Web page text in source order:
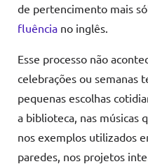
de pertencimento mais
fluência no inglês.
Esse processo não
celebrações ou semanas
pequenas escolhas
a biblioteca, nas músicas
nos exemplos utilizados
paredes, nos projetos